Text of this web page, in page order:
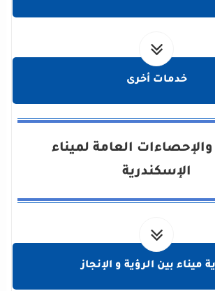
خدمات أخرى
والإحصاءات العامة لميناء
الإسكندرية
ميناء بين الرؤية و الإنجاز